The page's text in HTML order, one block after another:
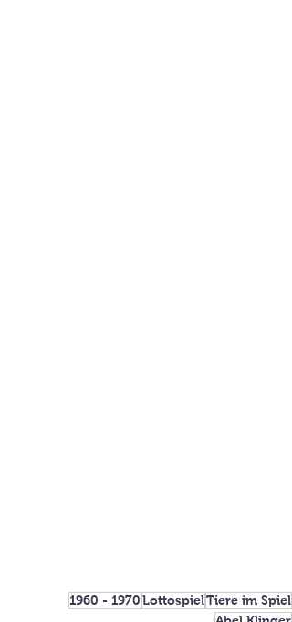
1960 - 1970LottospielTiere im Spiel